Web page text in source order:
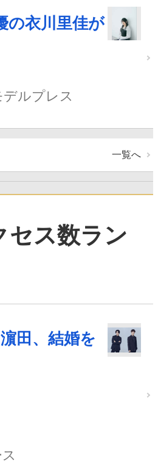
の衣川里佳が
デルプレス
一覧へ
セス数ラン
田、結婚を